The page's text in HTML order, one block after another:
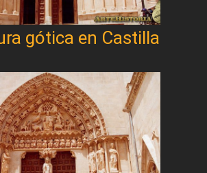
gótica en Castilla